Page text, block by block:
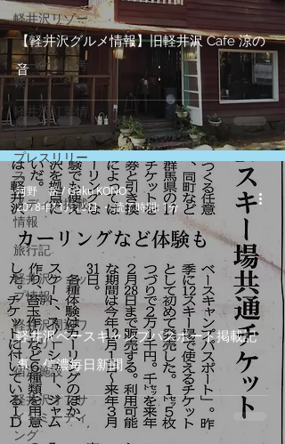
軽井沢リゾー
トテレワーク
マーケット考
察
軽井沢紅葉情
報
プレスリリー
ス
メディア掲載
情報
旅行記
軽井沢ショッ
プ情報
軽井沢周辺ワ
イナリー
宿泊施設
軽井沢オフサ
イトミーティ
ング
【軽井沢グルメ情報】旧軽井沢 Cafe 涼の
音
軽井沢ベースキャンプパスポート掲載記
事 信濃毎日新聞
河野 岳 / Gaku KONO
2018年11月10日
読了時間: 1分